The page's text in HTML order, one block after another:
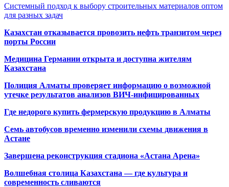
Системный подход к выбору строительных материалов оптом
для разных задач
Казахстан отказывается провозить нефть транзитом через
порты России
Медицина Германии открыта и доступна жителям
Казахстана
Полиция Алматы проверяет информацию о возможной
утечке результатов анализов ВИЧ-инфицированных
Где недорого купить фермерскую продукцию в Алматы
Семь автобусов временно изменили схемы движения в
Астане
Завершена реконструкция стадиона «Астана Арена»
Волшебная столица Казахстана — где культура и
современность сливаются